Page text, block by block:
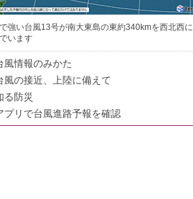
強い台風13号が南大東島の東約340kmを西北西に
います
風情報のみかた
風の接近、上陸に備えて
る防災
プリで台風進路予報を確認